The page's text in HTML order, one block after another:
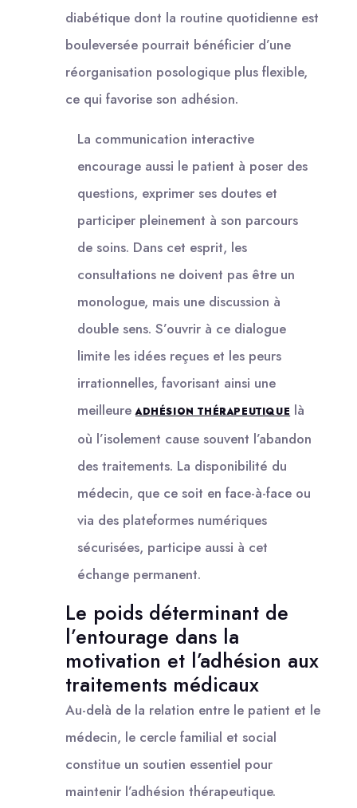
diabétique dont la routine quotidienne est
bouleversée pourrait bénéficier d’une
réorganisation posologique plus flexible,
ce qui favorise son adhésion.
La communication interactive
encourage aussi le patient à poser des
questions, exprimer ses doutes et
participer pleinement à son parcours
de soins. Dans cet esprit, les
consultations ne doivent pas être un
monologue, mais une discussion à
double sens. S’ouvrir à ce dialogue
limite les idées reçues et les peurs
irrationnelles, favorisant ainsi une
meilleureADHÉSION THÉRAPEUTIQUE là
où l’isolement cause souvent l’abandon
des traitements. La disponibilité du
médecin, que ce soit en face-à-face ou
via des plateformes numériques
sécurisées, participe aussi à cet
échange permanent.
Le poids déterminant de
l’entourage dans la
motivation et l’adhésion aux
traitements médicaux
Au-delà de la relation entre le patient et le
médecin, le cercle familial et social
constitue un soutien essentiel pour
maintenir l’adhésion thérapeutique.